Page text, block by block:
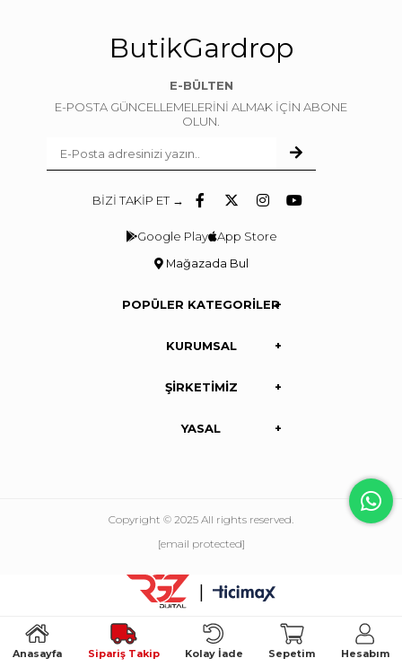
Anasayfa Sipariş Takip Kolay İade Sepetim Hesabım
ButikGardrop
E-BÜLTEN
E-POSTA GÜNCELLEMELERİNİ ALMAK İÇİN ABONE
OLUN.
BİZİ TAKİP ET →
Google Play App Store
Mağazada Bul
POPÜLER KATEGORİLER
KURUMSAL
ŞİRKETİMİZ
YASAL
Copyright © 2025 All rights reserved.
[email protected]
|
//search